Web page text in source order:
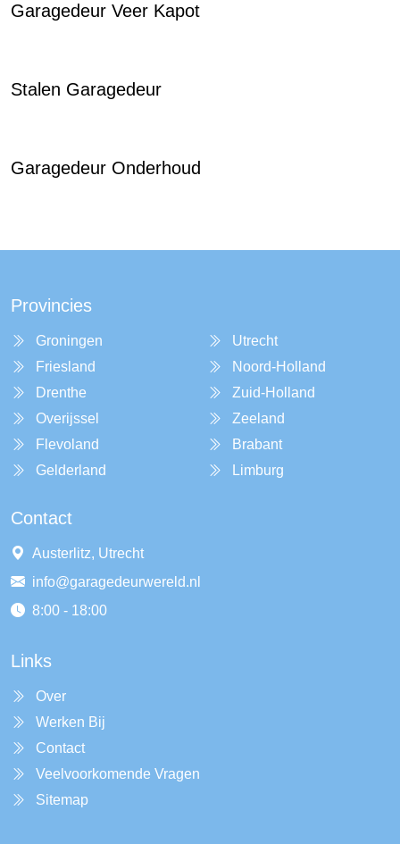
Garagedeur Veer Kapot
Stalen Garagedeur
Garagedeur Onderhoud
Provincies
Groningen
Friesland
Drenthe
Overijssel
Flevoland
Gelderland
Utrecht
Noord-Holland
Zuid-Holland
Zeeland
Brabant
Limburg
Contact
Austerlitz, Utrecht
info@garagedeurwereld.nl
8:00 - 18:00
Links
Over
Werken Bij
Contact
Veelvoorkomende Vragen
Sitemap